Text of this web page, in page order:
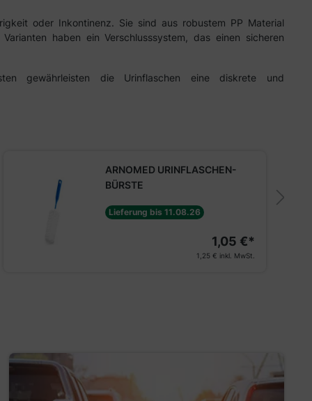
oder Inkontinenz. Sie sind aus robustem PP Material
haben ein Verschlusssystem, das einen sicheren
gewährleisten die Urinflaschen eine diskrete und
ARNOMED URINFLASCHEN-
BÜRSTE
Lieferung bis 11.08.26
1,05 €*
1,25 € inkl. MwSt.